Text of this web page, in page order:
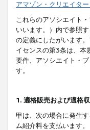
アマゾン・クリエイタ
これらのアソシエイト
いいます。）内で参照
の定義にしたがいます
イセンスの第3条は、本
要件、アソシエイト・
す。
1. 適格販売および適格
甲は、次の場合に発生す
ム紹介料を支払います。